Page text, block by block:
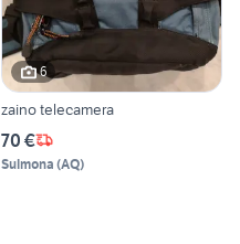
6
zaino telecamera
70 €
Sulmona (AQ)